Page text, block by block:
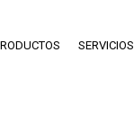
SERVICIOS